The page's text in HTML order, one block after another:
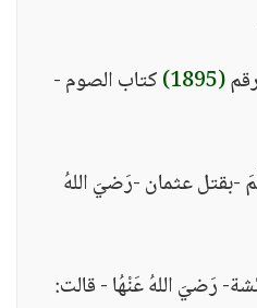
رقم(1895)
كتاب الصوم -
-بقتل عثمان -رَضيَ اللهُ
رَضيَ اللهُ عَنْهُا - قالت: